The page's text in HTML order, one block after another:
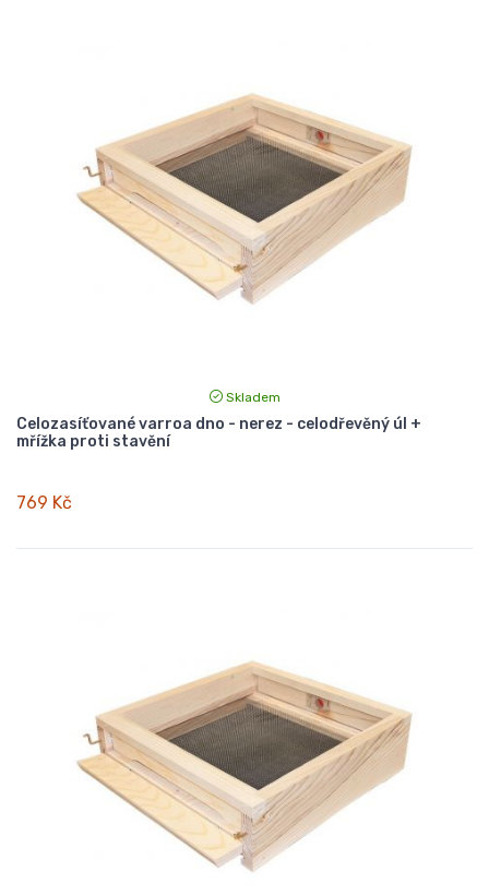
Skladem
Celozasíťované varroa dno - nerez - celodřevěný úl +
mřížka proti stavění
769 Kč